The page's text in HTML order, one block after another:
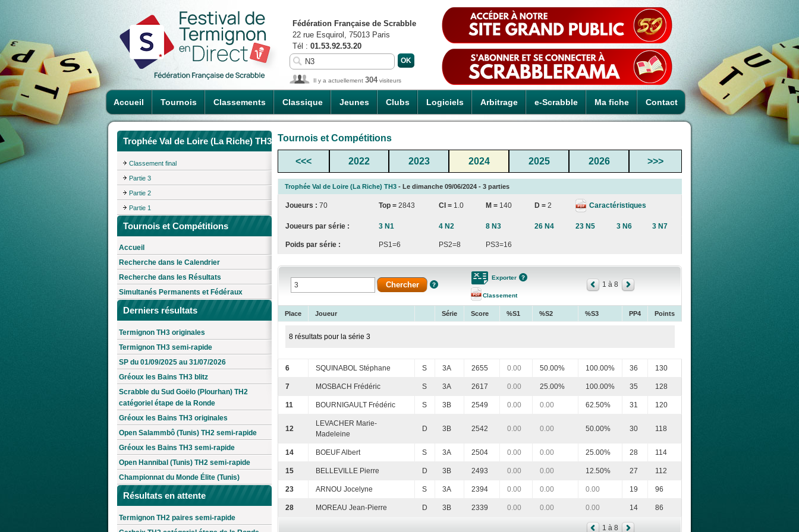
Accueil Tournois Classements Classique Jeunes Clubs Logiciels Arbitrage e-Scrabble Ma fiche Contact
Fédération Française de Scrabble
22 rue Esquirol, 75013 Paris
Tél : 01.53.92.53.20
Il y a actuellement 304visiteurs
Trophée Val de Loire (La Riche) TH3
Classement final
Partie 3
Partie 2
Partie 1
Tournois et Compétitions
Accueil
Recherche dans le Calendrier
Recherche dans les Résultats
Simultanés Permanents et Fédéraux
Derniers résultats
Termignon TH3 originales
Termignon TH3 semi-rapide
SP du 01/09/2025 au 31/07/2026
Gréoux les Bains TH3 blitz
Scrabble du Sud Goëlo (Plourhan) TH2
catégoriel étape de la Ronde
Gréoux les Bains TH3 originales
Open Salammbô (Tunis) TH2 semi-rapide
Gréoux les Bains TH3 semi-rapide
Open Hannibal (Tunis) TH2 semi-rapide
Championnat du Monde Élite (Tunis)
Résultats en attente
Termignon TH2 paires semi-rapide
Tournois et Compétitions
<<< 2022 2023 2024 2025 2026 >>>
Trophée Val de Loire (La Riche) TH3 - Le dimanche 09/06/2024 - 3 parties
Joueurs : 70 Top = 2843 CI = 1.0 M = 140 D = 2 Caractéristiques
Joueurs par série : 3 N1 4 N2 8 N3 26 N4 23 N5 3 N6 3 N7
Poids par série : PS1=6 PS2=8 PS3=16
Exporter
Classement
1 à 8
Place Joueur Série Score %S1 %S2 %S3 PP4 Points
8 résultats pour la série 3
6 SQUINABOL Stéphane S 3A 2655 0.00 50.00% 100.00% 36 130
7 MOSBACH Frédéric S 3A 2617 0.00 25.00% 100.00% 35 128
11 BOURNIGAULT Frédéric S 3B 2549 0.00 0.00 62.50% 31 120
12
LEVACHER Marie-
Madeleine
D 3B 2542 0.00 0.00 50.00% 30 118
14 BOEUF Albert S 3A 2504 0.00 0.00 25.00% 28 114
15 BELLEVILLE Pierre D 3B 2493 0.00 0.00 12.50% 27 112
23 ARNOU Jocelyne S 3A 2394 0.00 0.00 0.00 19 96
28 MOREAU Jean-Pierre D 3B 2339 0.00 0.00 0.00 14 86
1 à 8